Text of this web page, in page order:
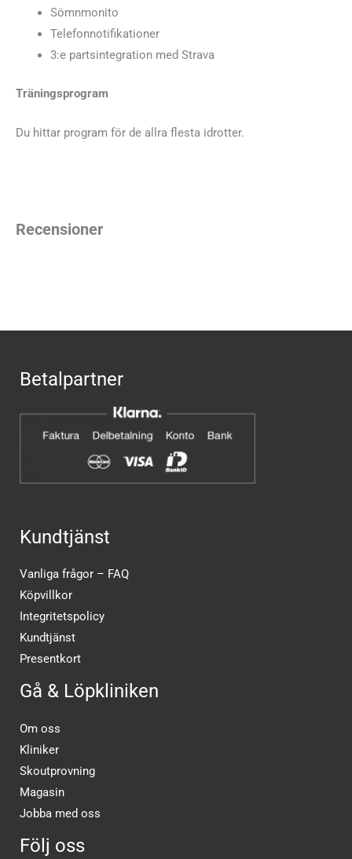
Sömnmonito
Telefonnotifikationer
3:e partsintegration med Strava
Träningsprogram
Du hittar program för de allra flesta idrotter.
Recensioner
Betalpartner
Kundtjänst
Vanliga frågor – FAQ
Köpvillkor
Integritetspolicy
Kundtjänst
Presentkort
Gå & Löpkliniken
Om oss
Kliniker
Skoutprovning
Magasin
Jobba med oss
Följ oss